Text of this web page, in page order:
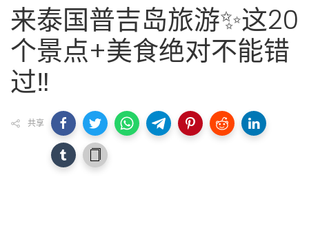
来泰国普吉岛旅游✨这20
个景点+美食绝对不能错
过‼️
共享